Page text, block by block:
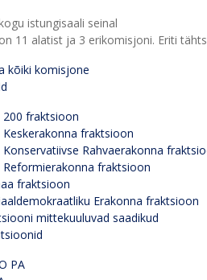
11 alatist ja 3 erikomisjoni. Eriti
kõiki komisjone
200 fraktsioon
Keskerakonna fraktsioon
Konservatiivse Rahvaerakonna
Reformierakonna fraktsioon
fraktsioon
Erakonna fraktsioon
mittekuuluvad saadikud
PA